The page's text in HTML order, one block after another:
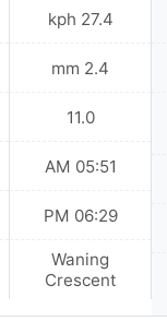
27.4 kph
2.4 mm
11.0
05:51 AM
06:29 PM
Waning
Crescent